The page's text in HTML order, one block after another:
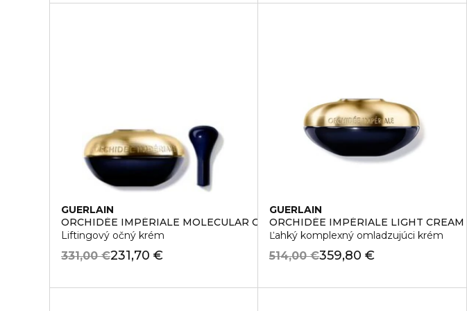
GUERLAIN
ORCHIDÉE IMPÉRIALE MOLECULAR CONCENTRATE EYE CREAM
Liftingový očný krém
231,70 €
331,00 €
GUERLAIN
ORCHIDÉE IMPÉRIALE LIGHT CREAM
Ľahký komplexný omladzujúci krém
359,80 €
514,00 €